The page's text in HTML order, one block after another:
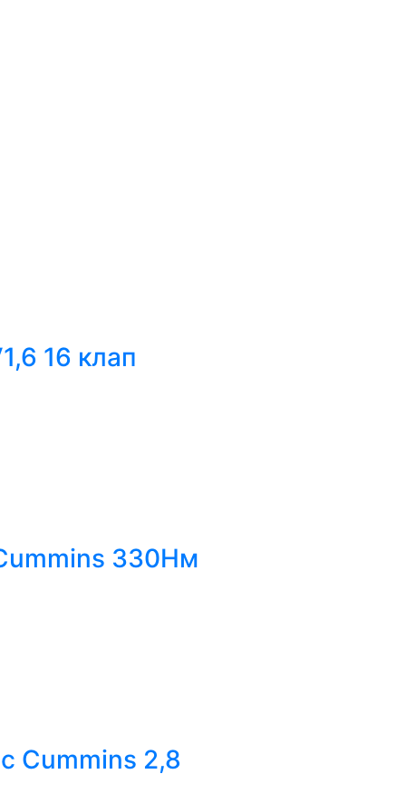
16 клап
330Нм
Cummins 2,8